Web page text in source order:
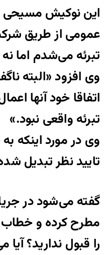
این نوکیش مسیحی
تبرئه می‌شدم اما
وی افزود «البته
اتفاقا خود آنها
تبرئه واقعی نبود.»
وی در مورد اینکه
تایید نظر تبدیل
گفته می‌‌شود در
مطرح کرده و خطاب
را قبول ندارید؟